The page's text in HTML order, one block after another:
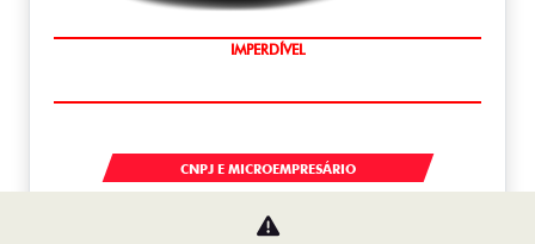
IMPERDÍVEL
CNPJ E MICROEMPRESÁRIO
R$ 105.727,05